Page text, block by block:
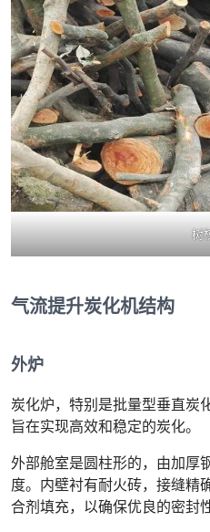
树
气流提升炭化机结构
外炉
炭化炉，特别是批量型垂直炭
旨在实现高效和稳定的炭化。
外部舱室是圆柱形的，由加厚
度。内壁衬有耐火砖，接缝精
合剂填充，以确保优良的密封性